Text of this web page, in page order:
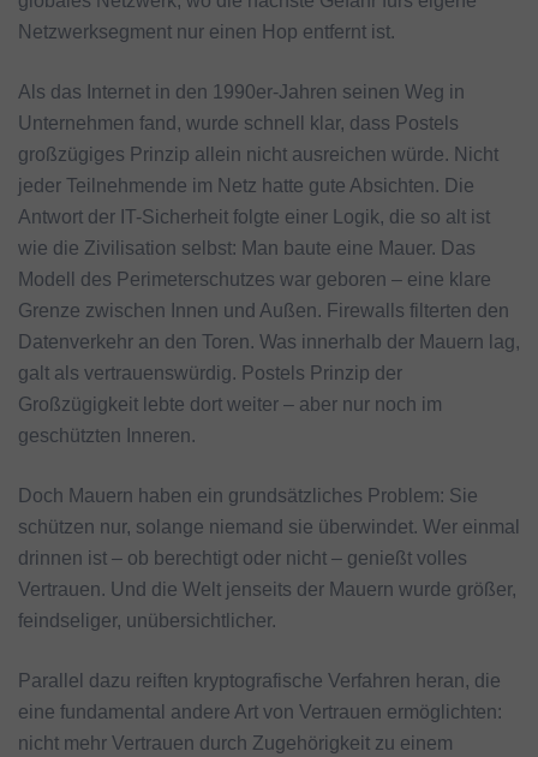
Netzwerksegment nur einen Hop entfernt ist.
Als das Internet in den 1990er-Jahren seinen Weg in
Unternehmen fand, wurde schnell klar, dass Postels
großzügiges Prinzip allein nicht ausreichen würde. Nicht
jeder Teilnehmende im Netz hatte gute Absichten. Die
Antwort der IT-Sicherheit folgte einer Logik, die so alt ist
wie die Zivilisation selbst: Man baute eine Mauer. Das
Modell des Perimeterschutzes war geboren – eine klare
Grenze zwischen Innen und Außen. Firewalls filterten den
Datenverkehr an den Toren. Was innerhalb der Mauern lag,
galt als vertrauenswürdig. Postels Prinzip der
Großzügigkeit lebte dort weiter – aber nur noch im
geschützten Inneren.
Doch Mauern haben ein grundsätzliches Problem: Sie
schützen nur, solange niemand sie überwindet. Wer einmal
drinnen ist – ob berechtigt oder nicht – genießt volles
Vertrauen. Und die Welt jenseits der Mauern wurde größer,
feindseliger, unübersichtlicher.
Parallel dazu reiften kryptografische Verfahren heran, die
eine fundamental andere Art von Vertrauen ermöglichten:
nicht mehr Vertrauen durch Zugehörigkeit zu einem